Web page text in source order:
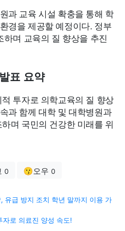
과 교육 시설 확충을 통해 학
경을 제공할 예정이다. 정부
하며 교육의 질 향상을 추진
표 요약
투자로 의학교육의 질 향상
과 함께 대학 및 대학병원과
며 국민의 건강한 미래를 위
0 😗오우 0
유급 방지 조치 학년 말까지 이용 가
자로 의료진 양성 속도!